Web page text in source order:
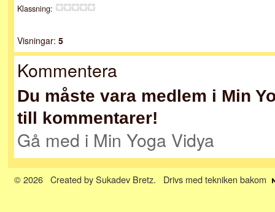
Klassning:
Visningar: 5
Kommentera
Du måste vara medlem i Min
till kommentarer!
Gå med i Min Yoga Vidya
© 2026 Created bySukadev Bretz. Drivs med tekniken bakom